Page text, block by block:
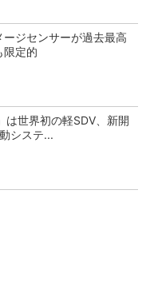
ジセンサーが過去最高
限定的
は世界初の軽SDV、新開
システ...